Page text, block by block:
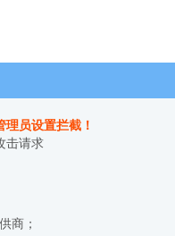
员设置拦截！
击请求
商；